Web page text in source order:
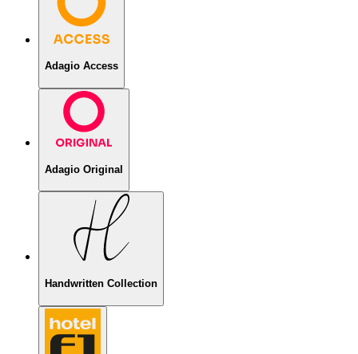
Adagio Access
Adagio Original
Handwritten Collection